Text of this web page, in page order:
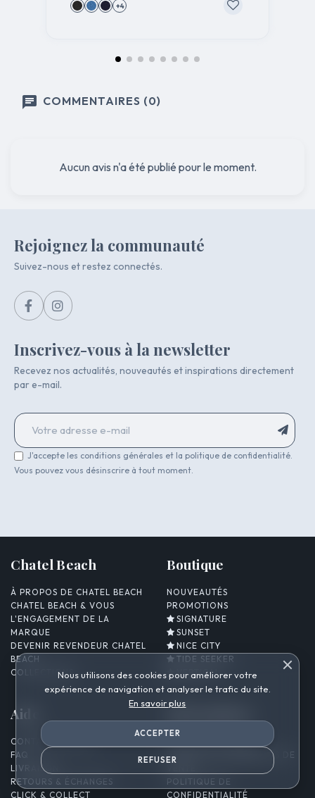
+4
COMMENTAIRES (0)
Aucun avis n'a été publié pour le moment.
Rejoignez la communauté
Suivez-nous et restez connectés.
Inscrivez-vous à la newsletter
Recevez nos actualités, nouveautés et inspirations directement
par e-mail.
J'accepte les conditions générales et la politique de confidentialité.
Vous pouvez vous désinscrire à tout moment.
Chatel Beach
À PROPOS DE CHATEL BEACH
CHATEL BEACH & VOUS
L'ENGAGEMENT DE LA
MARQUE
DEVENIR REVENDEUR CHATEL
BEACH
COLLECTIONS
Boutique
NOUVEAUTÉS
PROMOTIONS
SIGNATURE
SUNSET
NICE CITY
TIDE SEEKER
VERTICAL
Aide
CONTACTEZ-NOUS
FAQ
LIVRAISON
RETOURS & ÉCHANGES
CLICK & COLLECT
Informations
CONDITIONS GÉNÉRALES DE
POLITIQUE DE
CONFIDENTIALITÉ
Nous utilisons des cookies pour améliorer votre
expérience de navigation et analyser le trafic du site.
En savoir plus
ACCEPTER
REFUSER